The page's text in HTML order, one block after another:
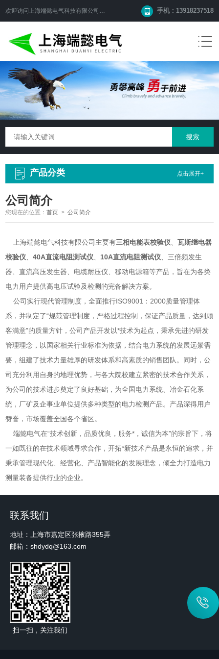
欢迎访问 上海端懿电气科技有限公司 网站！ 手机：13918237518
产品分类 点击展开+
公司简介
您现在的位置：首页 >公司简介
上海端懿电气科技有限公司主要有三相电能表校验仪 、瓦斯继电器
校验仪 、40A直流电阻测试仪 10A直流电阻测试仪 、三倍频发生
器、直流高压发生器、电缆耐压仪、移动电源箱等产品，旨在为各类
电力用户提供高电压试验及检测的完备解决方案。
公司实行现代管理制度，全面推行ISO9001：2000质量管理体
系，并制定了“规范管理制度，严格过程控制，保证产品质量，达到顾
客满意”的质量方针，公司产品开发以*技术为起点，秉承先进的研发
管理理念，以国家相关行业标准为依据，结合电力系统的发展远景需
要，组建了技术力量雄厚的研发体系和高素质的销售团队。同时，公
司充分利用自身的地理优势，与各大院校建立紧密的技术合作关系，
为公司的技术进步奠定了良好基础，为全国电力系统、冶金石化系
统，厂矿及企事业单位提供多种类型的电力检测产品。产品深得用户
赞誉，市场覆盖全国各个省区。
端懿电气在“技术创新，品质优良，服务*，诚信为本”的宗旨下，将
一如既往的在技术领域寻求合作，开拓*新技术产品是永恒的追求，并
秉承管理现代化、经营化、产品智能化的发展理念，倾全力打造电力
测量装备提供行业的企业。
联系我们
地址：上海市嘉定区张掖路355弄
邮箱：shdydq@163.com
扫一扫，关注我们